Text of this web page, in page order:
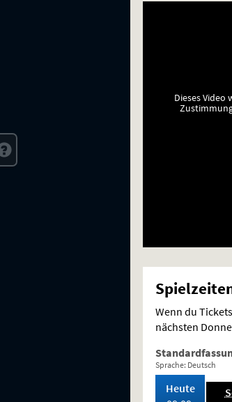
Dieses
Wenn du
nächsten
Sprache: Deutsch
Heute,